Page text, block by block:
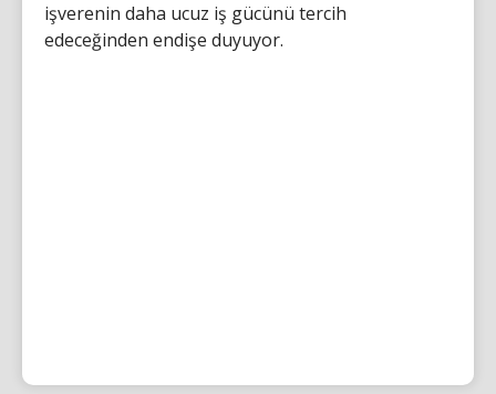
işverenin daha ucuz iş gücünü tercih
edeceğinden endişe duyuyor.